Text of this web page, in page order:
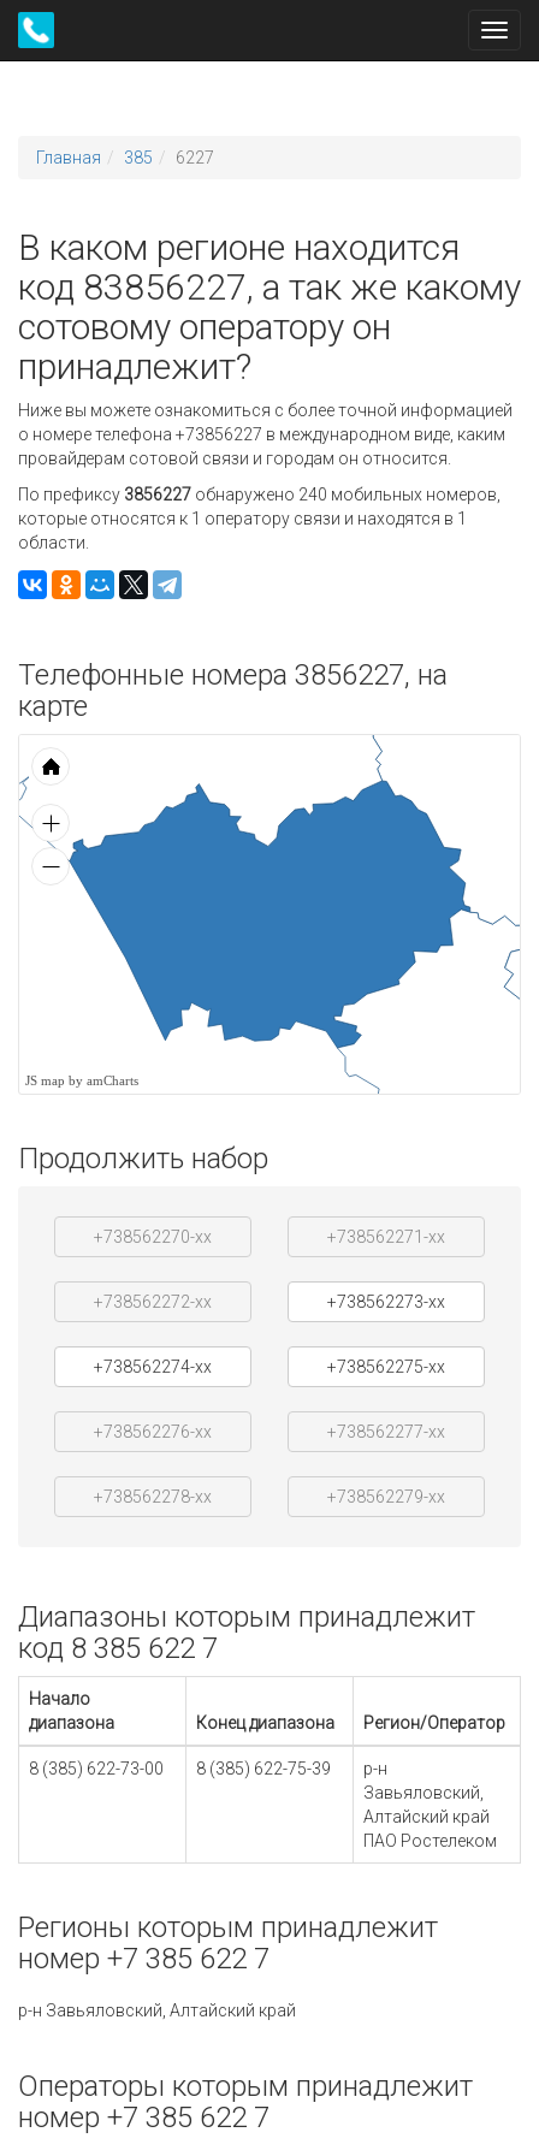
Главная 385 6227
В каком регионе находится
код 83856227, а так же какому
сотовому оператору он
принадлежит?
Ниже вы можете ознакомиться с более точной информацией
о номере телефона +73856227 в международном виде, каким
провайдерам сотовой связи и городам он относится.
По префиксу 3856227 обнаружено 240 мобильных номеров,
которые относятся к 1 оператору связи и находятся в 1
области.
Телефонные номера 3856227, на
карте
JS map by amCharts
Продолжить набор
+738562270-xx +738562271-xx
+738562272-xx +738562273-xx
+738562274-xx +738562275-xx
+738562276-xx +738562277-xx
+738562278-xx +738562279-xx
Диапазоны которым принадлежит
код 8 385 622 7
Начало
диапазона
Конец диапазона Регион/Оператор
8 (385) 622-73-00 8 (385) 622-75-39
р-н
Завьяловский,
Алтайский край
ПАО Ростелеком
Регионы которым принадлежит
номер +7 385 622 7
р-н Завьяловский, Алтайский край
Операторы которым принадлежит
номер +7 385 622 7